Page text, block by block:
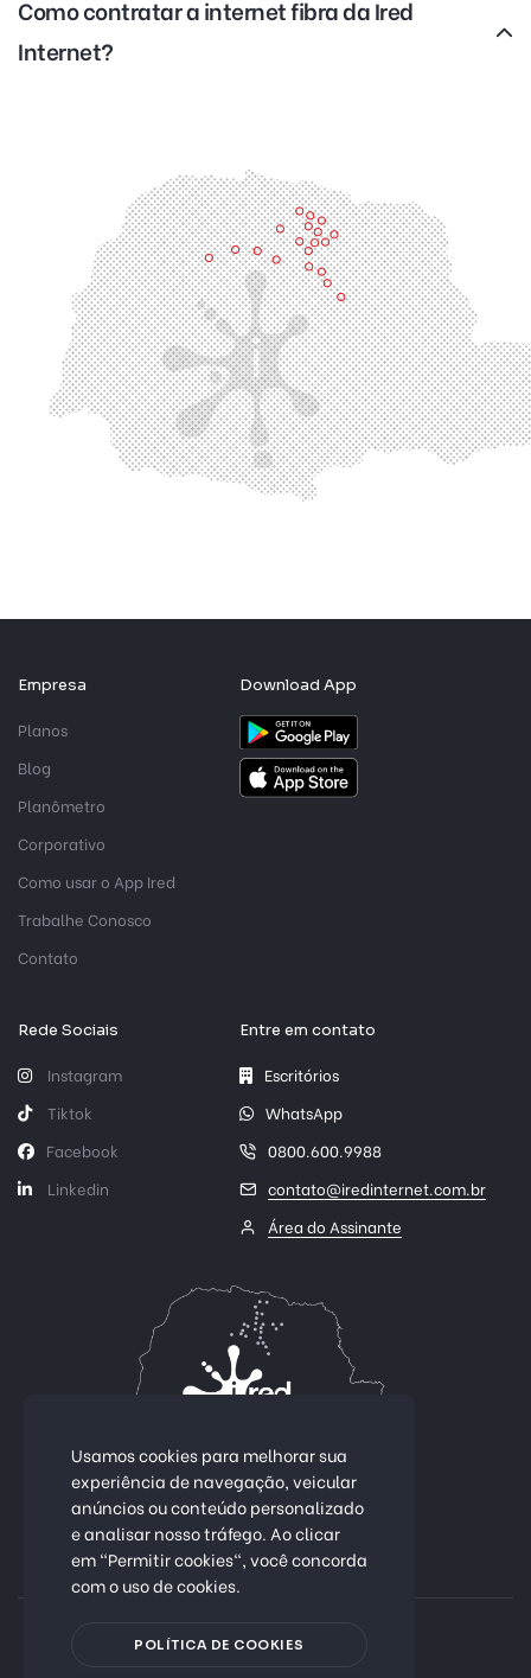
Como contratar a internet fibra da Ired
Internet?
Conectividade 100% fibra óptica.
Mais de 25 cidades no Paraná
Empresa
Planos
Blog
Planômetro
Corporativo
Como usar o App Ired
Trabalhe Conosco
Contato
Download App
Rede Sociais
Instagram
Tiktok
Facebook
Linkedin
Entre em contato
Escritórios
WhatsApp
0800.600.9988
contato@iredinternet.com.br
Área do Assinante
Política de Privacidade
Usamos cookies para melhorar sua
experiência de navegação, veicular
anúncios ou conteúdo personalizado
e analisar nosso tráfego. Ao clicar
em "Permitir cookies", você concorda
com o uso de cookies.
POLÍTICA DE COOKIES